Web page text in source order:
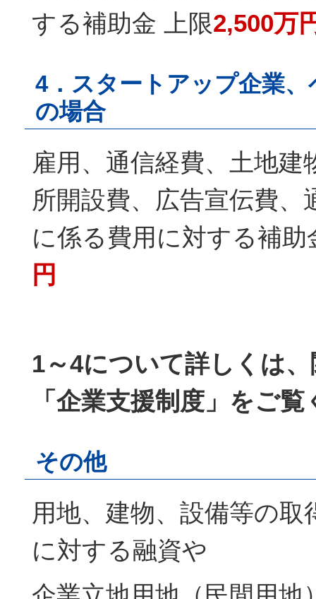
する補助金 上限2,500万
4．スタートアップ企業
の場合
雇用、通信経費、土地建
所開設費、広告宣伝費、
に係る費用に対する補助
円
1～4について詳しくは
「企業支援制度」をご
その他
用地、建物、設備等の取
に対する融資や